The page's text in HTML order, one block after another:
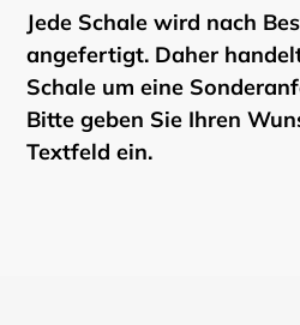
Jede Schale wird nach
angefertigt. Daher
Schale um eine
Bitte geben Sie Ihren
Textfeld ein.